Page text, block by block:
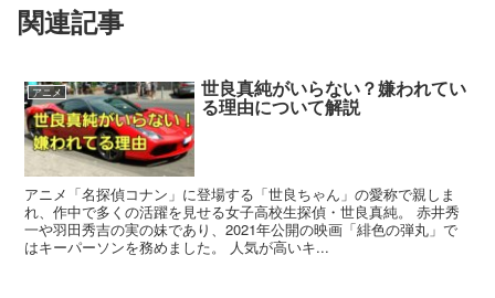
関連記事
アニメ 世良真純がいらない？嫌われてい
る理由について解説
アニメ「名探偵コナン」に登場する「世良ちゃん」の愛称で親しま
れ、作中で多くの活躍を見せる女子高校生探偵・世良真純。 赤井秀
一や羽田秀吉の実の妹であり、2021年公開の映画「緋色の弾丸」で
はキーパーソンを務めました。 人気が高いキ...